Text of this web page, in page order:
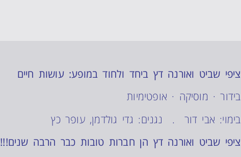
ציפי שביט ואורנה דץ ביחד ולחוד במופע: עושות חיים
בידור · מוסיקה · אופטימיות
בימוי: אבי דור . נגנים: גדי גולדמן, עופר כץ
ציפי שביט ואורנה דץ הן חברות טובות כבר הרבה שנים!!!